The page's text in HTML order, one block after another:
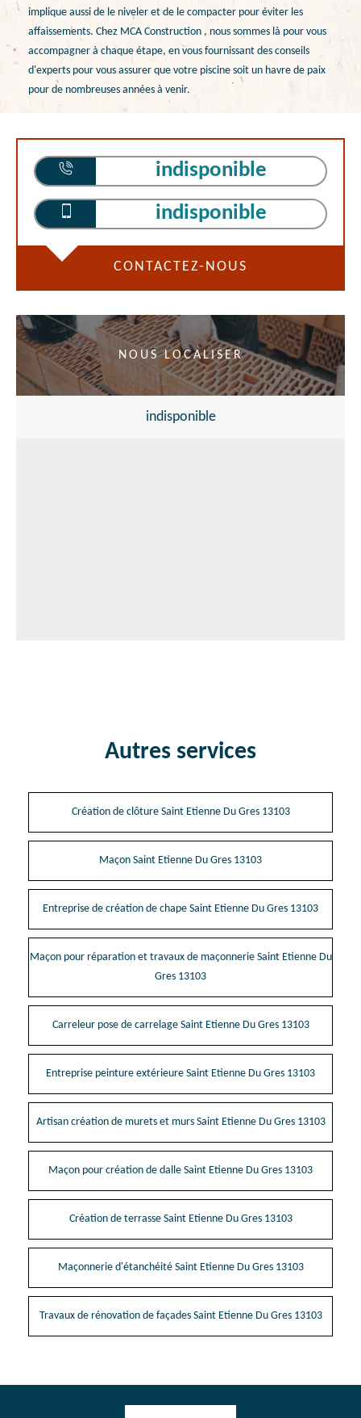
implique aussi de le niveler et de le compacter pour éviter les
affaissements. Chez MCA Construction , nous sommes là pour vous
accompagner à chaque étape, en vous fournissant des conseils
d'experts pour vous assurer que votre piscine soit un havre de paix
pour de nombreuses années à venir.
indisponible
indisponible
CONTACTEZ-NOUS
NOUS LOCALISER
indisponible
Autres services
Création de clôture Saint Etienne Du Gres 13103
Maçon Saint Etienne Du Gres 13103
Entreprise de création de chape Saint Etienne Du Gres 13103
Maçon pour réparation et travaux de maçonnerie Saint Etienne Du
Gres 13103
Carreleur pose de carrelage Saint Etienne Du Gres 13103
Entreprise peinture extérieure Saint Etienne Du Gres 13103
Artisan création de murets et murs Saint Etienne Du Gres 13103
Maçon pour création de dalle Saint Etienne Du Gres 13103
Création de terrasse Saint Etienne Du Gres 13103
Maçonnerie d'étanchéité Saint Etienne Du Gres 13103
Travaux de rénovation de façades Saint Etienne Du Gres 13103